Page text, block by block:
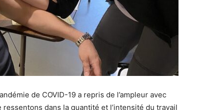
de COVID-19 a repris de l’ampleur avec
dans la quantité et l’intensité du travail